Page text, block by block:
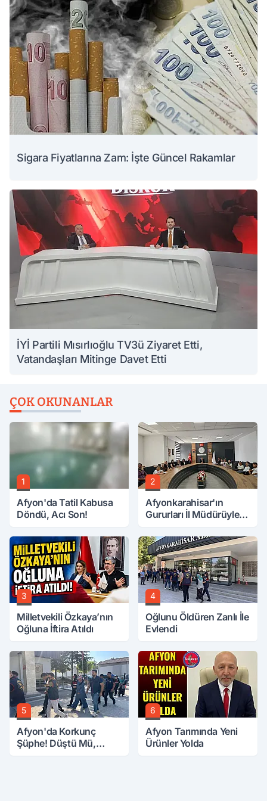
Sigara Fiyatlarına Zam: İşte Güncel Rakamlar
İYİ Partili Mısırlıoğlu TV3ü Ziyaret Etti,
Vatandaşları Mitinge Davet Etti
ÇOK OKUNANLAR
1
Afyon'da Tatil Kabusa
Döndü, Acı Son!
2
Afyonkarahisar'ın
Gururları İl Müdürüyle
3
Milletvekili Özkaya’nın
Oğluna İftira Atıldı
4
Oğlunu Öldüren Zanlı İle
Evlendi
5
Afyon'da Korkunç
Şüphe! Düştü Mü,
6
Afyon Tarımında Yeni
Ürünler Yolda